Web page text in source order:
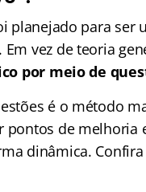
planejado para ser
Em vez de teoria
por meio de
é o método
pontos de melhoria
dinâmica.